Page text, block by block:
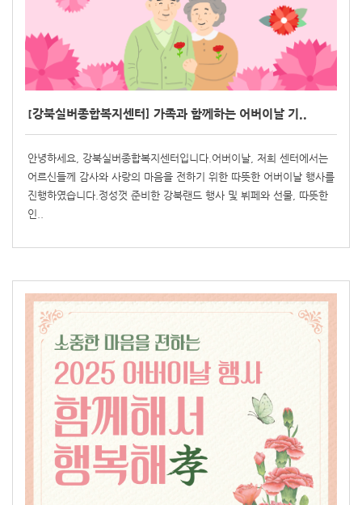
[강북실버종합복지센터] 가족과 함께하는 어버이날 기..
안녕하세요, 강북실버종합복지센터입니다.어버이날, 저희 센터에서는
어르신들께 감사와 사랑의 마음을 전하기 위한 따뜻한 어버이날 행사를
진행하였습니다.정성껏 준비한 강북랜드 행사 및 뷔페와 선물, 따뜻한
인..